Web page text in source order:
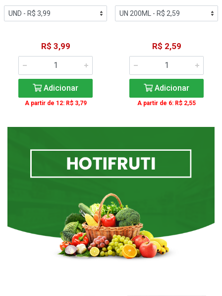
R$ 3,99
Adicionar
A partir de 12: R$ 3,79
R$ 2,59
Adicionar
A partir de 6: R$ 2,55